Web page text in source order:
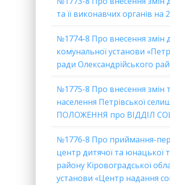
та її виконавчих органів на
№1774-8 Про внесення змін
комунальної установи
ради Олександрійського
№1775-8 Про внесення змін
населення Петрівської
ПОЛОЖЕННЯ про ВІДДІЛ
№1776-8 Про приймання-
центр дитячої та юнацької
району Кіровоградської
установи «Центр надання